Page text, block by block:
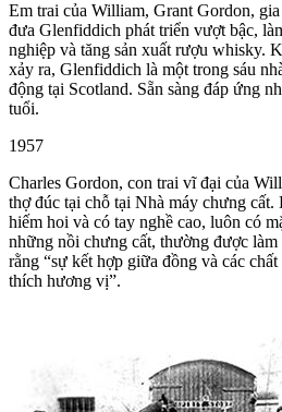
Em trai của William, Grant Gordon,
đưa Glenfiddich phát triển vượt bậc,
nghiệp và tăng sản xuất rượu whisky.
xảy ra, Glenfiddich là một trong sáu
động tại Scotland. Sẵn sàng đáp ứng
tuổi.
1957
Charles Gordon, con trai vĩ đại của
thợ đúc tại chỗ tại Nhà máy chưng
hiếm hoi và có tay nghề cao, luôn có
những nồi chưng cất, thường được
rằng “sự kết hợp giữa đồng và các
thích hương vị”.